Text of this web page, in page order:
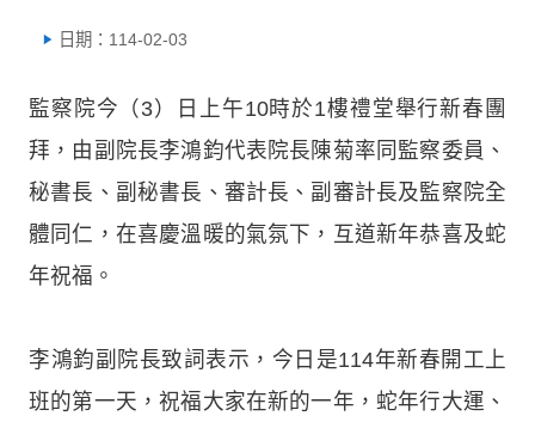
日期：114-02-03
監察院今（3）日上午10時於1樓禮堂舉行新春團
拜，由副院長李鴻鈞代表院長陳菊率同監察委員、
秘書長、副秘書長、審計長、副審計長及監察院全
體同仁，在喜慶溫暖的氣氛下，互道新年恭喜及蛇
年祝福。
李鴻鈞副院長致詞表示，今日是114年新春開工上
班的第一天，祝福大家在新的一年，蛇年行大運、